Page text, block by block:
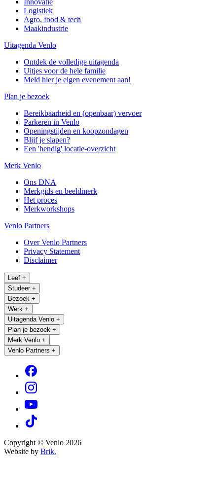
Logistiek
Agro, food & tech
Maakindustrie
Uitagenda Venlo
Ontdek de volledige uitagenda
Uitjes voor de hele familie
Meld hier je eigen evenement aan!
Plan je bezoek
Bereikbaarheid en (openbaar) vervoer
Parkeren in Venlo
Openingstijden en koopzondagen
Blijf je slapen?
Een 'hendig' locatie-overzicht
Merk Venlo
Ons DNA
Merkgids en beeldmerk
Het proces
Merkworkshops
Venlo Partners
Over Venlo Partners
Privacy Statement
Disclaimer
Leef +
Studeer +
Bezoek +
Werk +
Uitagenda Venlo +
Plan je bezoek +
Merk Venlo +
Venlo Partners +
Copyright © Venlo 2026
Website by Brik.